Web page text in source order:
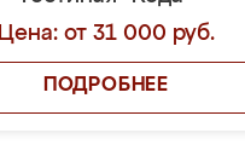
Цена: от 31 000 руб.
ПОДРОБНЕЕ